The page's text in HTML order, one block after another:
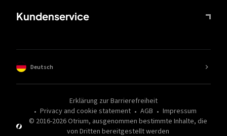
Kundenservice
© 2016-2026Otrium, ausgenommen bestimmte Inhalte, die
von Dritten bereitgestellt werden
Erklärung zur Barrierefreiheit
Privacy and cookie statement
AGB Impressum
Deutsch